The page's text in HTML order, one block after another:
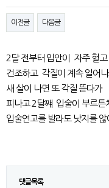
이전글 다음글
2달 전부터 입안이 자주 헐고
건조하고 각질이 계속 일어
새 살이 나면 또 각질 뜯다가
피나고 2달쨰 입술이 부르튼
입술연고를 발라도 낫지를
댓글목록